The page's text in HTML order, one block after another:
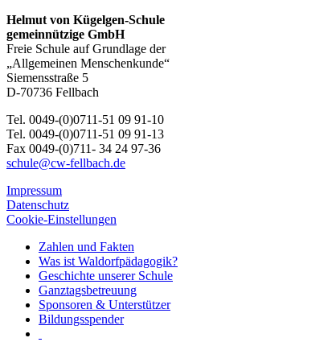
Helmut von Kügelgen-Schule
gemeinnützige GmbH
Freie Schule auf Grundlage der
„Allgemeinen Menschenkunde“
Siemensstraße 5
D-70736 Fellbach
Tel. 0049-(0)0711-51 09 91-10
Tel. 0049-(0)0711-51 09 91-13
Fax 0049-(0)711- 34 24 97-36
schule@cw-fellbach.de
Impressum
Datenschutz
Cookie-Einstellungen
Zahlen und Fakten
Was ist Waldorfpädagogik?
Geschichte unserer Schule
Ganztagsbetreuung
Sponsoren & Unterstützer
Bildungsspender